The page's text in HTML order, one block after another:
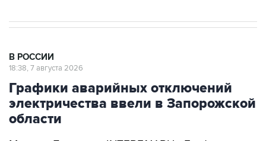
В РОССИИ
18:38, 7 августа 2026
Графики аварийных отключений
электричества ввели в Запорожской
области